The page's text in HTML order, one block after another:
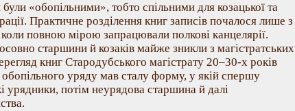
«обопільними», тобто спільними для козацької та
Практичне розділення книг записів почалося лише з
повною мірою запрацювали полкові канцелярії.
старшини й козаків майже зникли з магістратських
книг Стародубського магістрату 20–30-х років
уряду мав сталу форму, у якій спершу
урядники, потім неурядова старшина й далі